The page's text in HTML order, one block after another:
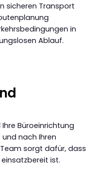
sicheren Transport
in
Ablauf.
Büroeinrichtung
nach Ihren
sorgt dafür, dass
ist.